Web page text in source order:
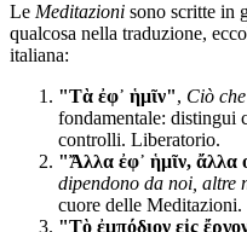
Le Meditazioni sono scritte in
qualcosa nella traduzione,
italiana:
"Τὰ ἐφ᾽ ἡμῖν", Ciò
fondamentale: distingui
controlli. Liberatorio.
"Ἄλλα ἐφ᾽ ἡμῖν, ἄλλα
dipendono da noi, altre
cuore delle Meditazioni.
"Τὸ ἐμπόδιον εἰς